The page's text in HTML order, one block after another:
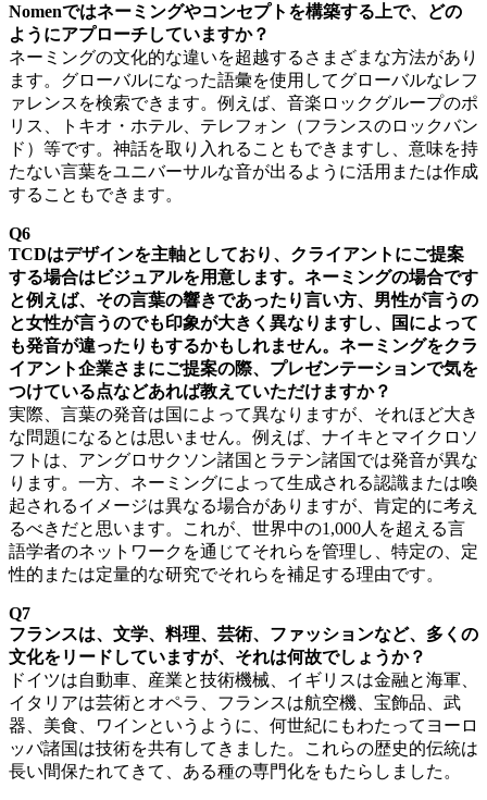
Nomenではネーミングやコンセプトを構築する上で、どの
ようにアプローチしていますか？
ネーミングの文化的な違いを超越するさまざまな方法があり
ます。グローバルになった語彙を使用してグローバルなレフ
ァレンスを検索できます。例えば、音楽ロックグループのポ
リス、トキオ・ホテル、テレフォン（フランスのロックバン
ド）等です。神話を取り入れることもできますし、意味を持
たない言葉をユニバーサルな音が出るように活用または作成
することもできます。
Q6
TCDはデザインを主軸としており、クライアントにご提案
する場合はビジュアルを用意します。ネーミングの場合です
と例えば、その言葉の響きであったり言い方、男性が言うの
と女性が言うのでも印象が大きく異なりますし、国によって
も発音が違ったりもするかもしれません。ネーミングをクラ
イアント企業さまにご提案の際、プレゼンテーションで気を
つけている点などあれば教えていただけますか？
実際、言葉の発音は国によって異なりますが、それほど大き
な問題になるとは思いません。例えば、ナイキとマイクロソ
フトは、アングロサクソン諸国とラテン諸国では発音が異な
ります。一方、ネーミングによって生成される認識または喚
起されるイメージは異なる場合がありますが、肯定的に考え
るべきだと思います。これが、世界中の1,000人を超える言
語学者のネットワークを通じてそれらを管理し、特定の、定
性的または定量的な研究でそれらを補足する理由です。
Q7
フランスは、文学、料理、芸術、ファッションなど、多くの
文化をリードしていますが、それは何故でしょうか？
ドイツは自動車、産業と技術機械、イギリスは金融と海軍、
イタリアは芸術とオペラ、フランスは航空機、宝飾品、武
器、美食、ワインというように、何世紀にもわたってヨーロ
ッパ諸国は技術を共有してきました。これらの歴史的伝統は
長い間保たれてきて、ある種の専門化をもたらしました。